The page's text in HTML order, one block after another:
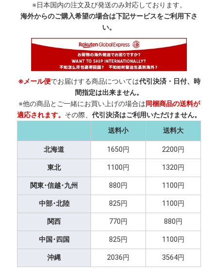
※日本国内の注文及び発送のみ対応しております。
海外からのご購入希望の場合は下記サービスをご利用下さ
い。
※メール便でお届けする商品については代引決済・日付、時
間指定は出来ません。
※他の商品とご一緒にお買い上げの場合は同梱商品の送料が
適応されます。 その際、 代引決済はご利用いただけません。
送料小
送料大
北海道 1650円 2200円
東北 1100円 1320円
関東･信越･九州 880円 1100円
中部･北陸 825円 1100円
関西 770円 880円
中国･四国 825円 1100円
沖縄 2036円 3564円